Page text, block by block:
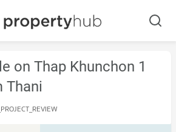
on Thap Khunchon 1
Thani